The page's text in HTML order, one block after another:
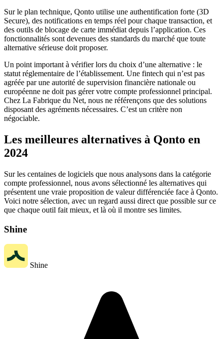
Sur le plan technique, Qonto utilise une authentification forte (3D
Secure), des notifications en temps réel pour chaque transaction, et
des outils de blocage de carte immédiat depuis l’application. Ces
fonctionnalités sont devenues des standards du marché que toute
alternative sérieuse doit proposer.
Un point important à vérifier lors du choix d’une alternative : le
statut réglementaire de l’établissement. Une fintech qui n’est pas
agréée par une autorité de supervision financière nationale ou
européenne ne doit pas gérer votre compte professionnel principal.
Chez La Fabrique du Net, nous ne référençons que des solutions
disposant des agréments nécessaires. C’est un critère non
négociable.
Les meilleures alternatives à Qonto en
2024
Sur les centaines de logiciels que nous analysons dans la catégorie
compte professionnel, nous avons sélectionné les alternatives qui
présentent une vraie proposition de valeur différenciée face à Qonto.
Voici notre sélection, avec un regard aussi direct que possible sur ce
que chaque outil fait mieux, et là où il montre ses limites.
Shine
Shine